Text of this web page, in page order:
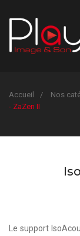
Accueil Nos
- ZaZen II
Le support